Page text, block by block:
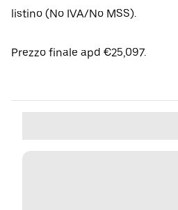
listino (No IVA/No MSS).
Prezzo finale apd €25,097.